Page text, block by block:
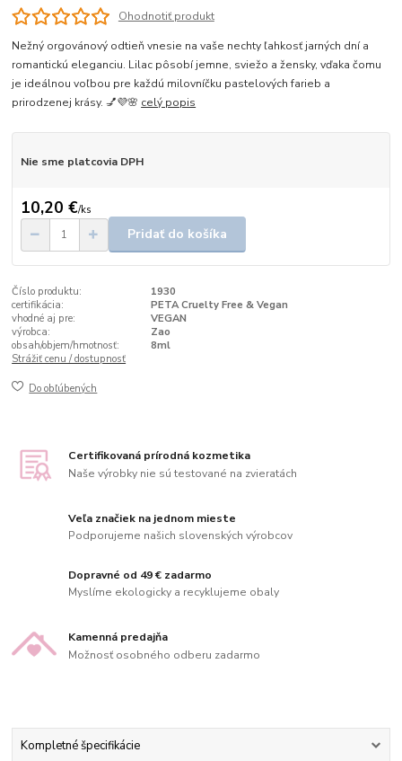
Ohodnotiť produkt
Nežný orgovánový odtieň vnesie na vaše nechty ľahkosť jarných dní a
romantickú eleganciu. Lilac pôsobí jemne, sviežo a žensky, vďaka čomu
je ideálnou voľbou pre každú milovníčku pastelových farieb a
prirodzenej krásy. 💅💜🌸 celý popis
Nie sme platcovia DPH
10,20 €/ks
Pridať do košíka
Číslo produktu:
1930
certifikácia:
PETA Cruelty Free & Vegan
vhodné aj pre:
VEGAN
výrobca:
Zao
obsah/objem/hmotnosť:
8ml
Strážiť cenu / dostupnosť
Do obľúbených
Certifikovaná prírodná kozmetika
Naše výrobky nie sú testované na zvieratách
Veľa značiek na jednom mieste
Podporujeme našich slovenských výrobcov
Dopravné od 49 € zadarmo
Myslíme ekologicky a recyklujeme obaly
Kamenná predajňa
Možnosť osobného odberu zadarmo
Kompletné špecifikácie